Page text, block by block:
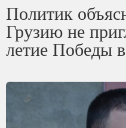
Политик
Грузию не
летие Победы